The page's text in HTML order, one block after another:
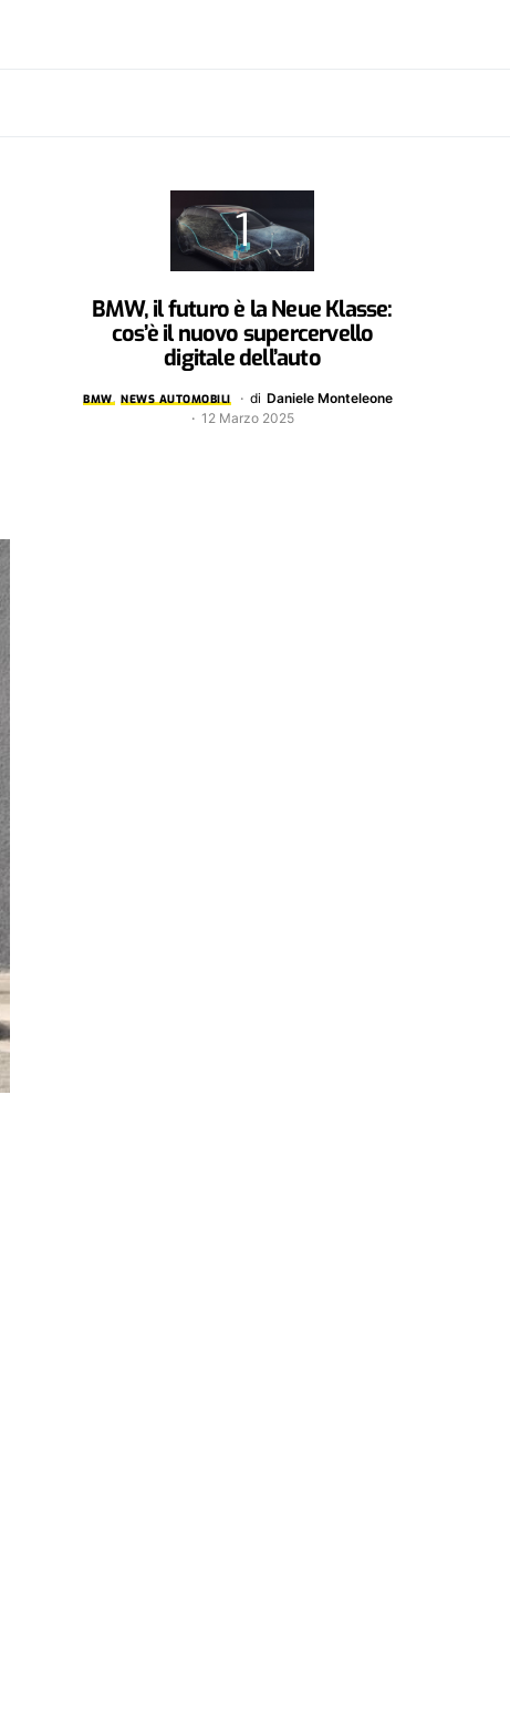
BMW, il futuro è la Neue Klasse:
cos’è il nuovo supercervello
digitale dell’auto
BMW NEWS AUTOMOBILI di Daniele Monteleone
12 Marzo 2025